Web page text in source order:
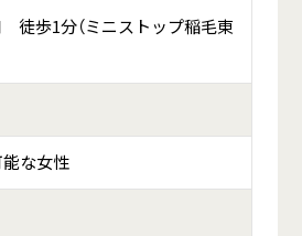
歩1分（ミニストップ稲毛東
な女性